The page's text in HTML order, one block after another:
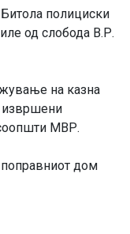
полициски
од слобода В.Р.
на казна
извршени
МВР.
дом